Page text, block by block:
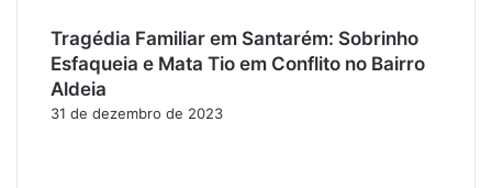
Tragédia Familiar em Santarém: Sobrinho
Esfaqueia e Mata Tio em Conflito no Bairro
Aldeia
31 de dezembro de 2023